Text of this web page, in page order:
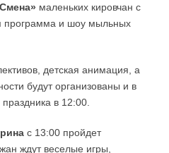
маленьких кировчан с
программа и шоу мыльных
детская анимация, а
будут организованы и в
в 12:00.
с 13:00 пройдет
ждут веселые игры,